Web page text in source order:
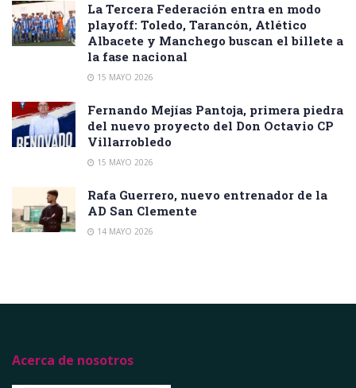
La Tercera Federación entra en modo
playoff: Toledo, Tarancón, Atlético
Albacete y Manchego buscan el billete a
la fase nacional
15 MAYO 2026
Fernando Mejías Pantoja, primera piedra
del nuevo proyecto del Don Octavio CP
Villarrobledo
15 MAYO 2026
Rafa Guerrero, nuevo entrenador de la
AD San Clemente
14 MAYO 2026
Acerca de nosotros